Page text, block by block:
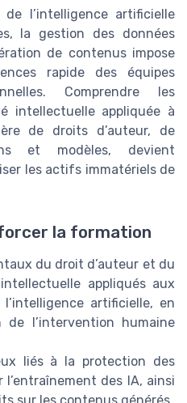
l’intelligence artificielle
la gestion des données
de contenus impose
rapide des équipes
Comprendre les
intellectuelle appliquée à
de droits d’auteur, de
et modèles, devient
les actifs immatériels de
la formation
du droit d’auteur et du
appliqués aux
artificielle, en
l’intervention humaine
liés à la protection des
des IA, ainsi
sur les contenus générés.